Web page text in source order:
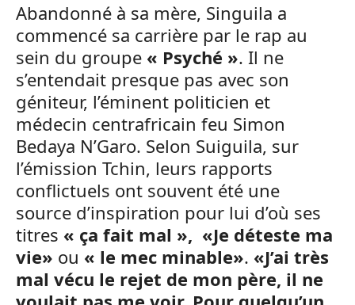
Abandonné à sa mère, Singuila a
commencé sa carrière par le rap au
sein du groupe « Psyché ». Il ne
s’entendait presque pas avec son
géniteur, l’éminent politicien et
médecin centrafricain feu Simon
Bedaya N’Garo. Selon Suiguila, sur
l’émission Tchin, leurs rapports
conflictuels ont souvent été une
source d’inspiration pour lui d’où ses
titres « ça fait mal », «Je déteste ma
vie» ou « le mec minable». «J’ai très
mal vécu le rejet de mon père, il ne